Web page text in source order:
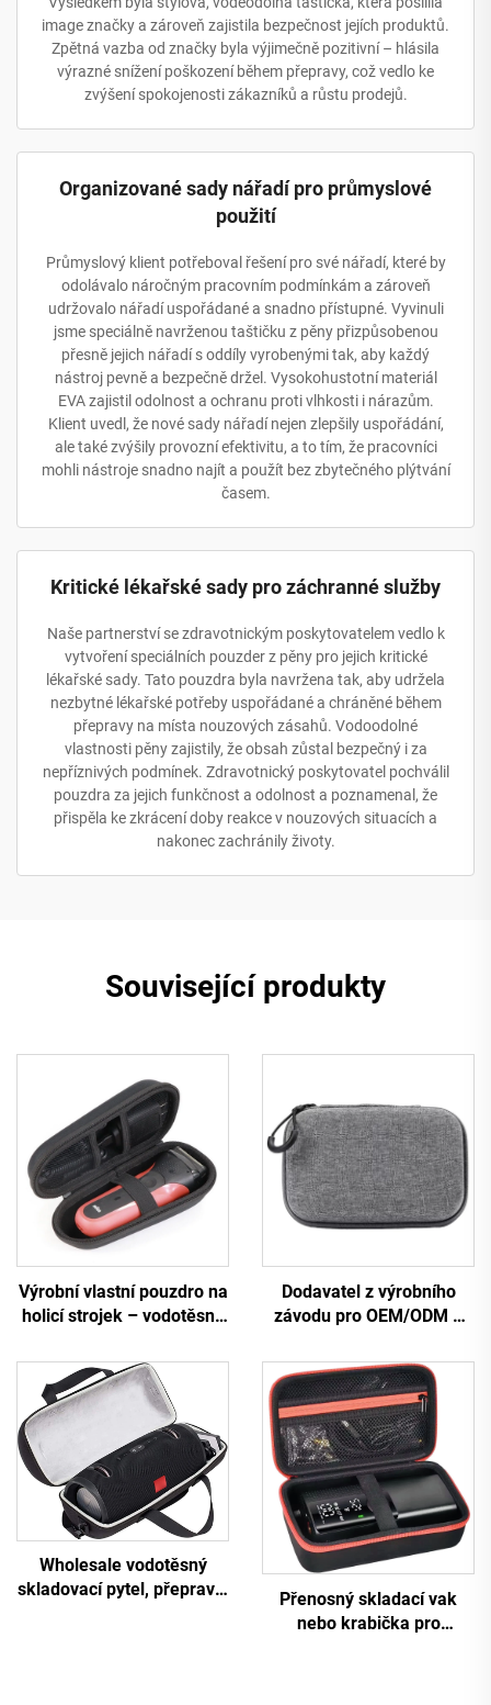
image značky a zároveň zajistila bezpečnost jejích produktů.
Zpětná vazba od značky byla výjimečně pozitivní – hlásila
výrazné snížení poškození během přepravy, což vedlo ke
zvýšení spokojenosti zákazníků a růstu prodejů.
Organizované sady nářadí pro průmyslové
použití
Průmyslový klient potřeboval řešení pro své nářadí, které by
odolávalo náročným pracovním podmínkám a zároveň
udržovalo nářadí uspořádané a snadno přístupné. Vyvinuli
jsme speciálně navrženou taštičku z pěny přizpůsobenou
přesně jejich nářadí s oddíly vyrobenými tak, aby každý
nástroj pevně a bezpečně držel. Vysokohustotní materiál
EVA zajistil odolnost a ochranu proti vlhkosti i nárazům.
Klient uvedl, že nové sady nářadí nejen zlepšily uspořádání,
ale také zvýšily provozní efektivitu, a to tím, že pracovníci
mohli nástroje snadno najít a použít bez zbytečného plýtvání
časem.
Kritické lékařské sady pro záchranné služby
Naše partnerství se zdravotnickým poskytovatelem vedlo k
vytvoření speciálních pouzder z pěny pro jejich kritické
lékařské sady. Tato pouzdra byla navržena tak, aby udržela
nezbytné lékařské potřeby uspořádané a chráněné během
přepravy na místa nouzových zásahů. Vodoodolné
vlastnosti pěny zajistily, že obsah zůstal bezpečný i za
nepříznivých podmínek. Zdravotnický poskytovatel pochválil
pouzdra za jejich funkčnost a odolnost a poznamenal, že
přispěla ke zkrácení doby reakce v nouzových situacích a
nakonec zachránily životy.
Související produkty
Výrobní vlastní pouzdro na
holicí strojek – vodotěsné
sadu na stříhání vlasů,
pouzdro na holící strojek a
břitvy, taštička na holicí
strojek a elektrickou
holičku
Dodavatel z výrobního
závodu pro OEM/ODM –
elektroniku, skříňka z EVA
pro nástroje
Wholesale vodotěsný
skladovací pytel, přepravní
Přenosný skladací vak
nebo krabička pro